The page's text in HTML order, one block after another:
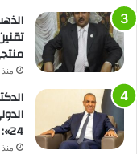
منذ 23 ساعة
24»: مصر تولي الأزمة السودانية أولوية خاصة
منذ 23 ساعة